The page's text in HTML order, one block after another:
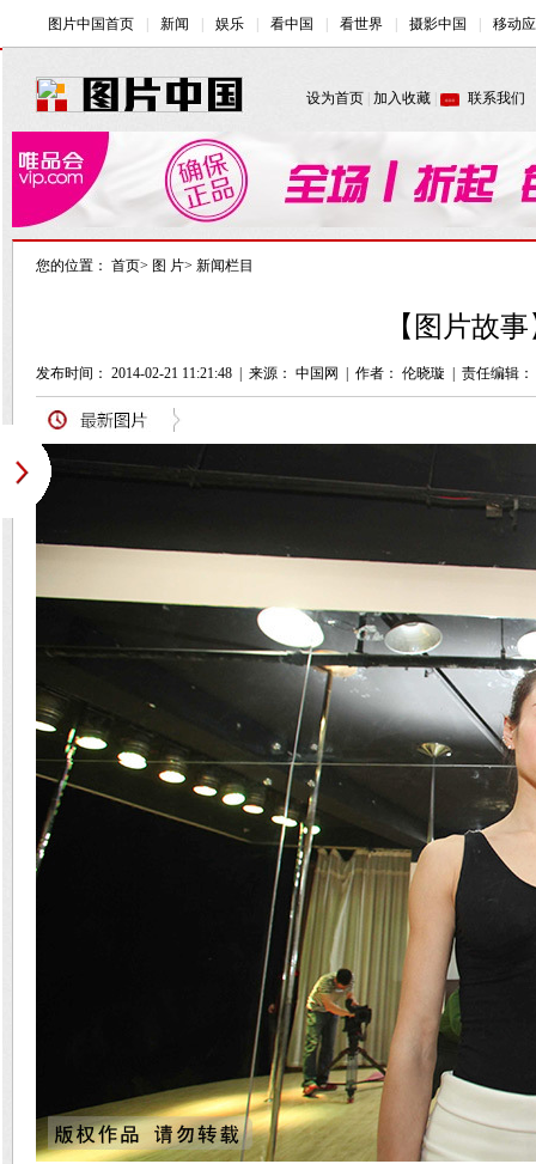
您的位置： 首页> 图 片> 新闻栏目
【图片故
发布时间： 2014-02-21 11:21:48 来源： 中国网 作者： 伦晓璇 责任编辑